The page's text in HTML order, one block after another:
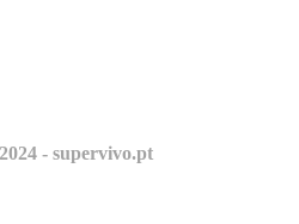
- supervivo.pt